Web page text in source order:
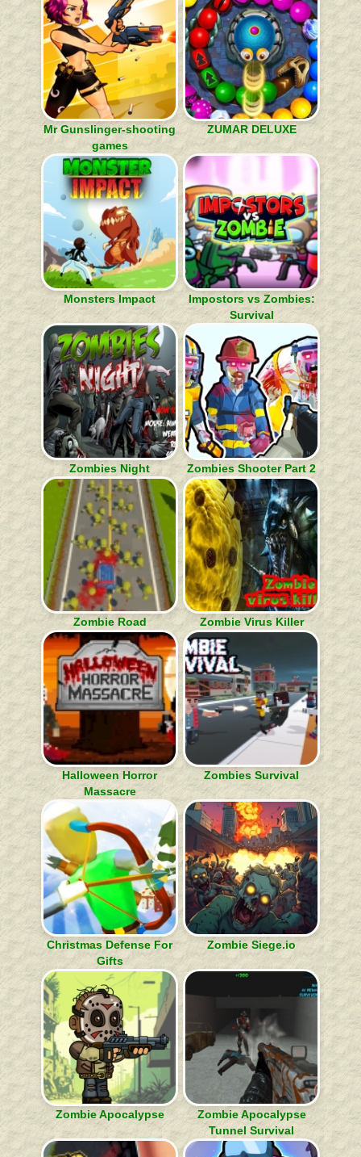
Mr Gunslinger-shooting
games
ZUMAR DELUXE
Monsters Impact
Impostors vs Zombies:
Survival
Zombies Night Zombies Shooter Part 2
Zombie Road Zombie Virus Killer
Halloween Horror
Massacre
Zombies Survival
Christmas Defense For
Gifts
Zombie Siege.io
Zombie Apocalypse
Zombie Apocalypse
Tunnel Survival